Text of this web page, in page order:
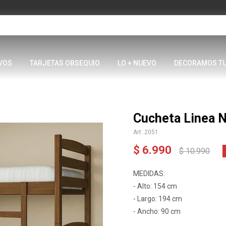
TARJETAS OBSEQUIO LO + NUEVO DECORAMOS
Cucheta Linea
2051
$ 6.990 $ 10.990
MEDIDAS:
- Alto: 154 cm
- Largo: 194 cm
- Ancho: 90 cm